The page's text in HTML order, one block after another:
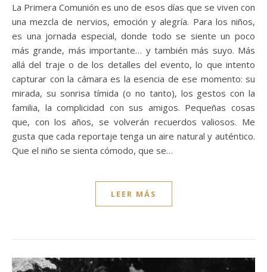
La Primera Comunión es uno de esos días que se viven con
una mezcla de nervios, emoción y alegría. Para los niños,
es una jornada especial, donde todo se siente un poco
más grande, más importante… y también más suyo. Más
allá del traje o de los detalles del evento, lo que intento
capturar con la cámara es la esencia de ese momento: su
mirada, su sonrisa tímida (o no tanto), los gestos con la
familia, la complicidad con sus amigos. Pequeñas cosas
que, con los años, se volverán recuerdos valiosos. Me
gusta que cada reportaje tenga un aire natural y auténtico.
Que el niño se sienta cómodo, que se…
LEER MÁS